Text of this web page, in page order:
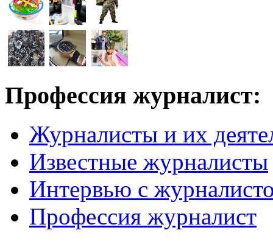
Профессия журналист:
Журналисты и их
Известные журналисты
Интервью с
Профессия журналист